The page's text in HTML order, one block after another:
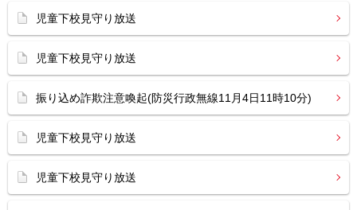
児童下校見守り放送
児童下校見守り放送
振り込め詐欺注意喚起(防災行政無線11月4日11時10分)
児童下校見守り放送
児童下校見守り放送